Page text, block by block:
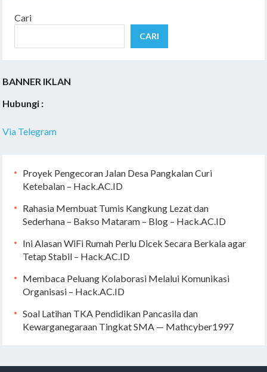
Cari
CARI
BANNER IKLAN
Hubungi :
Via Telegram
Proyek Pengecoran Jalan Desa Pangkalan Curi
Ketebalan – Hack.AC.ID
Rahasia Membuat Tumis Kangkung Lezat dan
Sederhana – Bakso Mataram – Blog – Hack.AC.ID
Ini Alasan WiFi Rumah Perlu Dicek Secara Berkala agar
Tetap Stabil – Hack.AC.ID
Membaca Peluang Kolaborasi Melalui Komunikasi
Organisasi – Hack.AC.ID
Soal Latihan TKA Pendidikan Pancasila dan
Kewarganegaraan Tingkat SMA — Mathcyber1997